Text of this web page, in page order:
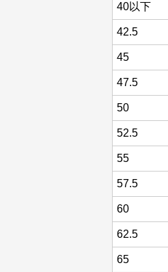
40以下
42.5
45
47.5
50
52.5
55
57.5
60
62.5
65